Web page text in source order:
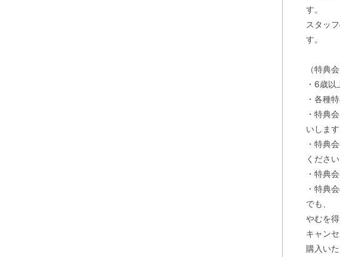
す。
スタッ
す。
（特典
・6歳
・各種
・特典
いします
・特典
ください
・特典
・特典
でも、
やむを
キャンセ
購入い